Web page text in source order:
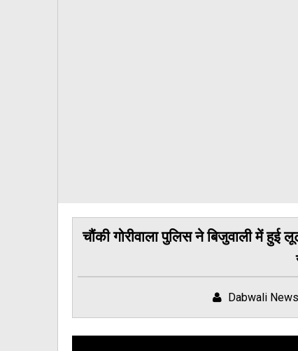
चौंकी गोरीवाला पुलिस ने बिजुवाली में
Dabwali News